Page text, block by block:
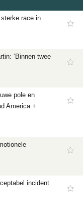
race in
‘Binnen twee
pole en
America +
incident